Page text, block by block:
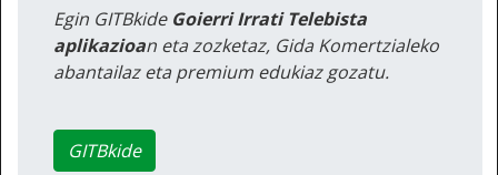
Egin GITBkide Goierri Irrati Telebista
aplikazioan eta zozketaz, Gida Komertzialeko
abantailaz eta premium edukiaz gozatu.
GITBkide